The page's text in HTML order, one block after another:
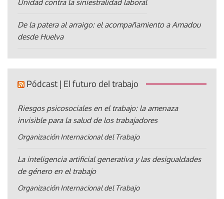
Unidad contra la siniestralidad laboral
De la patera al arraigo: el acompañamiento a Amadou
desde Huelva
Pódcast | El futuro del trabajo
Riesgos psicosociales en el trabajo: la amenaza
invisible para la salud de los trabajadores
Organización Internacional del Trabajo
La inteligencia artificial generativa y las desigualdades
de género en el trabajo
Organización Internacional del Trabajo